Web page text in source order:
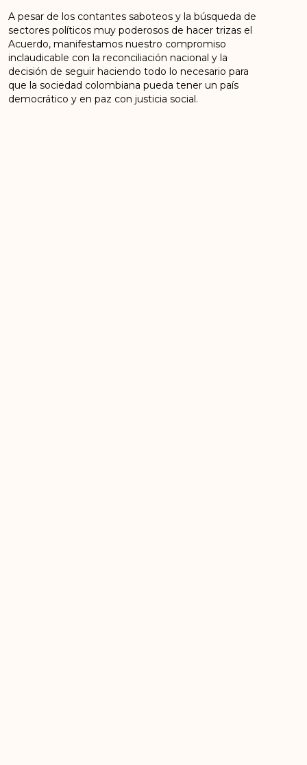
A pesar de los contantes saboteos y la búsqueda de
sectores políticos muy poderosos de hacer trizas el
Acuerdo, manifestamos nuestro compromiso
inclaudicable con la reconciliación nacional y la
decisión de seguir haciendo todo lo necesario para
que la sociedad colombiana pueda tener un país
democrático y en paz con justicia social.